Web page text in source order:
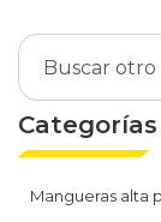
Categorías
Mangueras alta